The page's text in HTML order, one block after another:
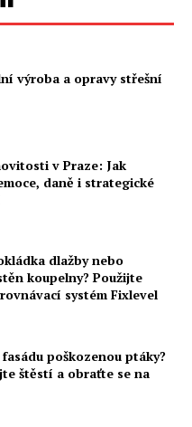
výroba a opravy střešní
v Praze: Jak
daně i strategické
dlažby nebo
koupelny? Použijte
systém Fixlevel
poškozenou ptáky?
štěstí a obraťte se na